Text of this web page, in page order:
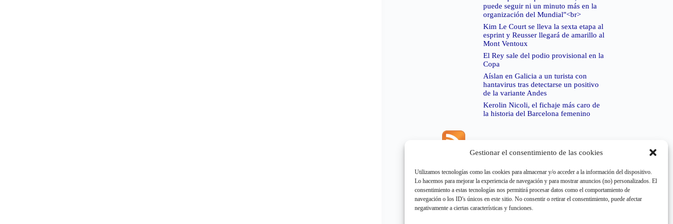
Gestionar el consentimiento de las cookies
Utilizamos tecnologías como las cookies para almacenar y/o acceder a la información del dispositivo.
Lo hacemos para mejorar la experiencia de navegación y para mostrar anuncios (no) personalizados. El
consentimiento a estas tecnologías nos permitirá procesar datos como el comportamiento de
navegación o los ID's únicos en este sitio. No consentir o retirar el consentimiento, puede afectar
negativamente a ciertas características y funciones.
puede seguir ni un minuto más en la
organización del Mundial"<br>
Kim Le Court se lleva la sexta etapa al
esprint y Reusser llegará de amarillo al
Mont Ventoux
El Rey sale del podio provisional en la
Copa
Aíslan en Galicia a un turista con
hantavirus tras detectarse un positivo
de la variante Andes
Kerolin Nicoli, el fichaje más caro de
la historia del Barcelona femenino
Error de RSS:Retrieved unsupported status code